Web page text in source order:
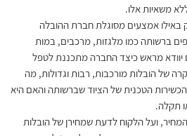
משאיות אלו.
באילו אמצעים מסוגלת חברת ההובלה
ברשותה כמו מלגזות, מרכבים, במות
יוודא מראש כיצד החברה מתכננת לטפל
של הובלות מורכבות, רבות וגדולות, מה
הטכנית של הציוד שברשותה והאם היא
תקלה.
ועל הלקוח לדעת שמחירן של הובלות